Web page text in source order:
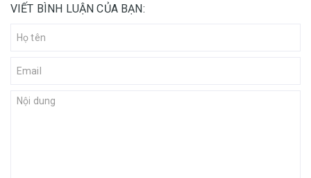
VIẾT BÌNH LUẬN CỦA BẠN: